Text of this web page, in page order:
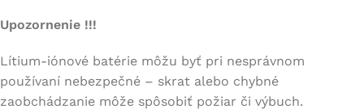
Upozornenie !!!
Lítium-iónové batérie môžu byť pri nesprávnom
používaní nebezpečné – skrat alebo chybné
zaobchádzanie môže spôsobiť požiar či výbuch.